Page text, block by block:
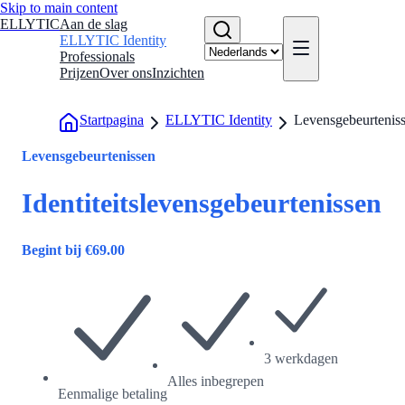
Skip to main content
ELLYTICAan de slag
ELLYTIC Identity
Professionals
PrijzenOver onsInzichten
Startpagina ELLYTIC Identity
Levensgebeurtenissen
Identiteitslevensgebeurtenissen
Begint bij €69.00
Eenmalige betaling
Alles inbegrepen
3 werkdagen